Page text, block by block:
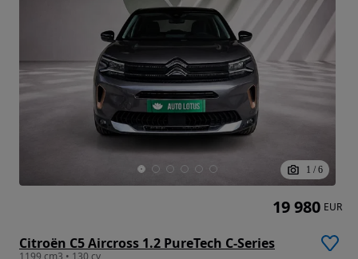
1 / 6
Citroën C5 Aircross 1.2 PureTech C-Series
19 980 EUR